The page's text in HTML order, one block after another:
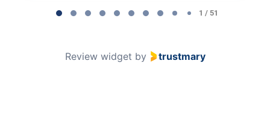
1 / 51
Review widget by trustmary